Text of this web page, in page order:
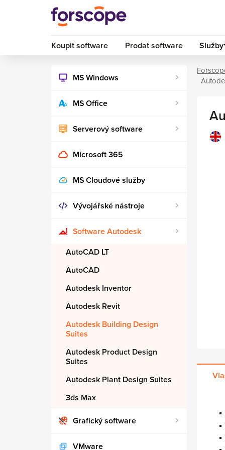
Koupit software Prodat software Služby
MS Windows
MS Office
Serverový software
Microsoft 365
MS Cloudové služby
Vývojářské nástroje
Software Autodesk
AutoCAD LT
AutoCAD
Autodesk Inventor
Autodesk Revit
Autodesk Building Design
Suites
Autodesk Product Design
Suites
Autodesk Plant Design Suites
3ds Max
Grafický software
VMware